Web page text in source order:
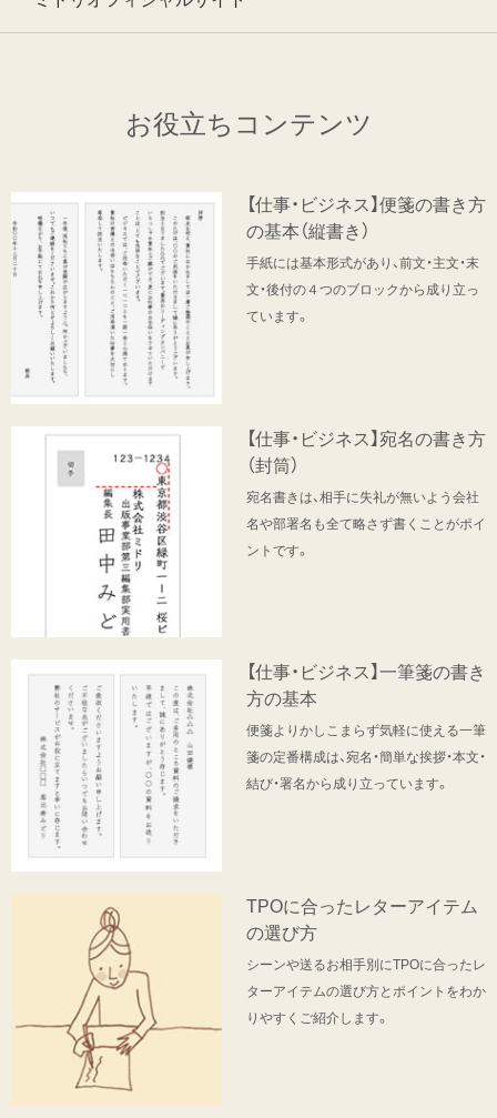
お役立ちコンテンツ
【仕事・ビジネス】便箋の書き方
の基本（縦書き）
手紙には基本形式があり、前文・主文・末
文・後付の４つのブロックから成り立っ
ています。
【仕事・ビジネス】宛名の書き方
（封筒）
宛名書きは、相手に失礼が無いよう会社
名や部署名も全て略さず書くことがポイ
ントです。
【仕事・ビジネス】一筆箋の書き
方の基本
便箋よりかしこまらず気軽に使える一筆
箋の定番構成は、宛名・簡単な挨拶・本文・
結び・署名から成り立っています。
TPOに合ったレターアイテム
の選び方
シーンや送るお相手別にTPOに合ったレ
ターアイテムの選び方とポイントをわか
りやすくご紹介します。